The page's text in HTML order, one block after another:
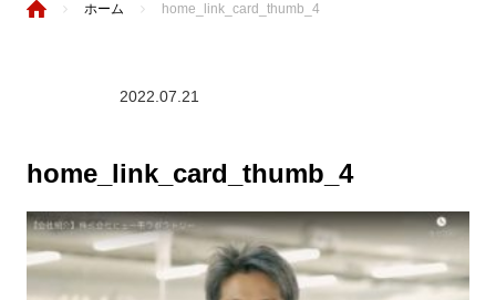
ホーム home_link_card_thumb_4
2022.07.21
home_link_card_thumb_4